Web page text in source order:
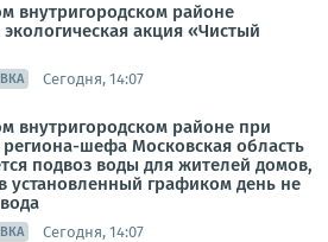
внутригородском районе
экологическая акция «Чистый
Сегодня, 14:07
внутригородском районе при
шефа Московская область
подвоз воды для жителей домов,
установленный графиком день не
Сегодня, 14:07